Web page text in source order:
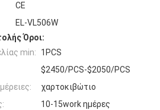
CE
EL-VL506W
Όροι:
min:
1PCS
$2450/PCS-$2050/PCS
χαρτοκιβώτιο
10-15work ημέρες